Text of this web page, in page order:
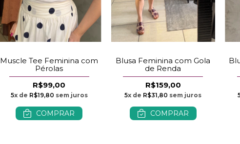
Muscle Tee Feminina com
Pérolas
R$99,00
5x de R$19,80 sem juros
COMPRAR
Blusa Feminina com Gola
de Renda
R$159,00
5x de R$31,80 sem juros
COMPRAR